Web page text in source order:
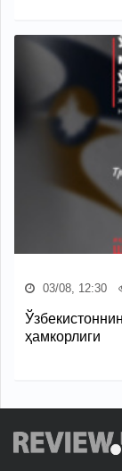
03/08, 12:30
ҳамкорлиги